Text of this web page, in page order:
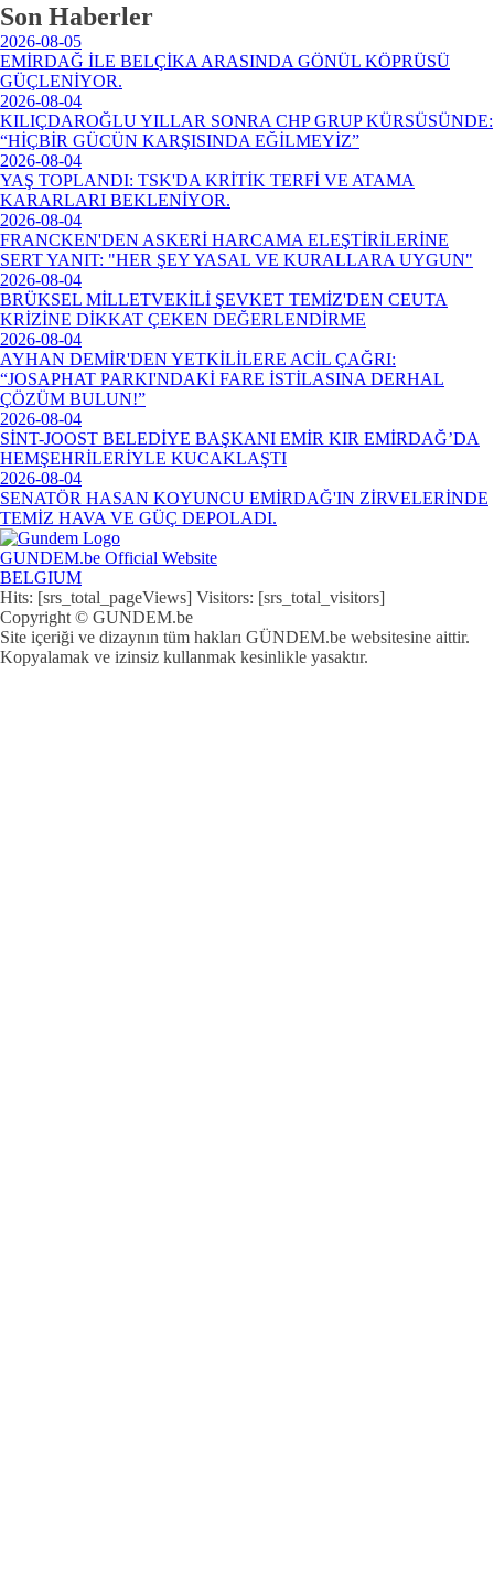
Son Haberler
2026-08-05
EMİRDAĞ İLE BELÇİKA ARASINDA GÖNÜL KÖPRÜSÜ
GÜÇLENİYOR.
2026-08-04
KILIÇDAROĞLU YILLAR SONRA CHP GRUP KÜRSÜSÜNDE:
“HİÇBİR GÜCÜN KARŞISINDA EĞİLMEYİZ”
2026-08-04
YAŞ TOPLANDI: TSK'DA KRİTİK TERFİ VE ATAMA
KARARLARI BEKLENİYOR.
2026-08-04
FRANCKEN'DEN ASKERİ HARCAMA ELEŞTİRİLERİNE
SERT YANIT: "HER ŞEY YASAL VE KURALLARA UYGUN"
2026-08-04
BRÜKSEL MİLLETVEKİLİ ŞEVKET TEMİZ'DEN CEUTA
KRİZİNE DİKKAT ÇEKEN DEĞERLENDİRME
2026-08-04
AYHAN DEMİR'DEN YETKİLİLERE ACİL ÇAĞRI:
“JOSAPHAT PARKI'NDAKİ FARE İSTİLASINA DERHAL
ÇÖZÜM BULUN!”
2026-08-04
SİNT-JOOST BELEDİYE BAŞKANI EMİR KIR EMİRDAĞ’DA
HEMŞEHRİLERİYLE KUCAKLAŞTI
2026-08-04
SENATÖR HASAN KOYUNCU EMİRDAĞ'IN ZİRVELERİNDE
TEMİZ HAVA VE GÜÇ DEPOLADI.
GUNDEM.be Official Website
BELGIUM
Hits: [srs_total_pageViews] Visitors: [srs_total_visitors]
Copyright © GUNDEM.be
Site içeriği ve dizaynın tüm hakları GÜNDEM.be websitesine aittir.
Kopyalamak ve izinsiz kullanmak kesinlikle yasaktır.